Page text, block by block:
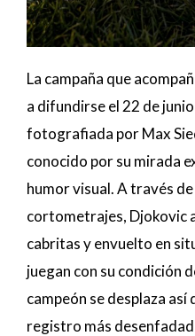
La campaña que
a difundirse el 22 de
fotografiada por Max
conocido por su mirada
humor visual. A través
cortometrajes, Djokovic
cabritas y envuelto en
juegan con su condición
campeón se desplaza así
registro más